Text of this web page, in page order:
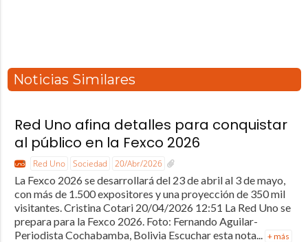
Noticias Similares
Red Uno afina detalles para conquistar
al público en la Fexco 2026
Red Uno Sociedad 20/Abr/2026
La Fexco 2026 se desarrollará del 23 de abril al 3 de mayo,
con más de 1.500 expositores y una proyección de 350 mil
visitantes. Cristina Cotari 20/04/2026 12:51 La Red Uno se
prepara para la Fexco 2026. Foto: Fernando Aguilar-
Periodista Cochabamba, Bolivia Escuchar esta nota... + más